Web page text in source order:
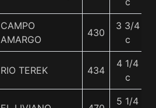
CAMPO
AMARGO
430
3 3/4
c
RIO TEREK 434
4 1/4
c
5 1/4